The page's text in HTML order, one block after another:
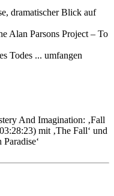
dramatischer Blick auf
Alan Parsons Project – To
Todes ... umfangen
And Imagination: ‚Fall
mit ‚The Fall‘ und